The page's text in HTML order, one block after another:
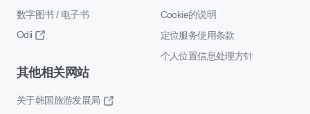
数字图书 / 电子书
Odii
Cookie的说明
定位服务使用条款
个人位置信息处理方针
其他相关网站
关于韩国旅游发展局